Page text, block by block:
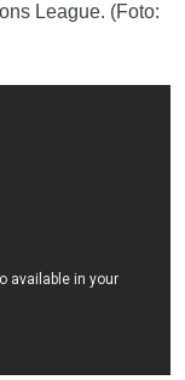
League. (Foto: